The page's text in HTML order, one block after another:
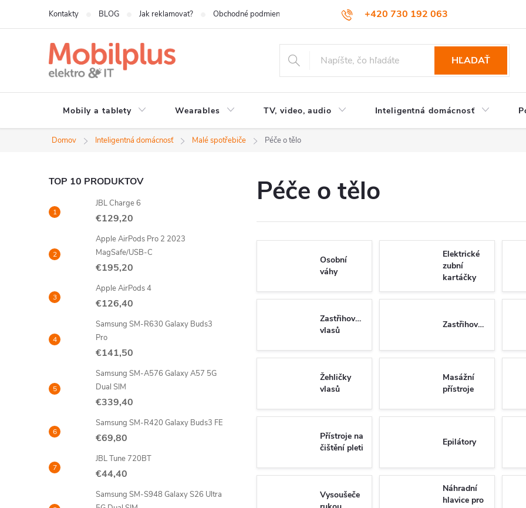
+420 730 192 063
Kontakty BLOG Jak reklamovat? Obchodné podmienky Podmienky ochrany osobných údajov
HĽADAŤ
Mobily a tablety Wearables TV, video, audio Inteligentná domácnosť
Domov Inteligentná domácnosť Malé spotřebiče Péče o tělo
B
o
č
ý
p
n
e
l
TOP 10 PRODUKTOV
JBL Charge 6
€129,20
Apple AirPods Pro 2 2023
MagSafe/USB-C
€195,20
Apple AirPods 4
€126,40
Samsung SM-R630 Galaxy Buds3
Pro
€141,50
Samsung SM-A576 Galaxy A57 5G
Dual SIM
€339,40
Samsung SM-R420 Galaxy Buds3 FE
€69,80
JBL Tune 720BT
€44,40
Samsung SM-S948 Galaxy S26 Ultra
Péče o tělo
Osobní
váhy
Elektrické
zubní
kartáčky
Zastřihovače
vlasů
Zastřihovače
Žehličky
vlasů
Masážní
přístroje
Přístroje na
čištění pleti
Epilátory
Vysoušeče
Náhradní
hlavice pro